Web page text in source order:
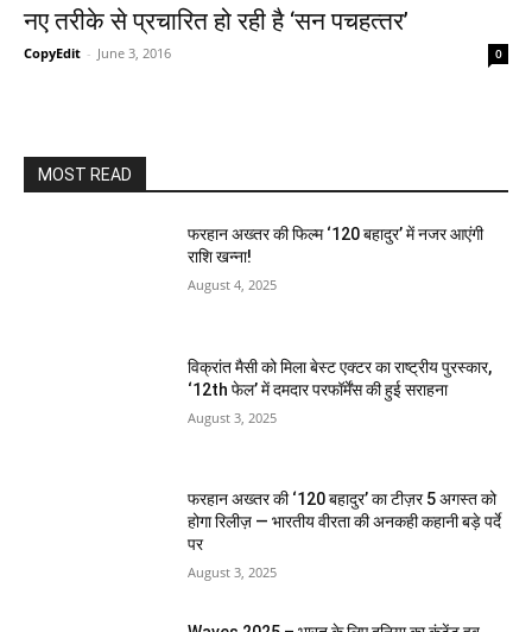
नए तरीके से प्रचारित हो रही है ‘सन पचहत्‍तर’
CopyEdit - June 3, 2016 0
MOST READ
फरहान अख्तर की फिल्म ‘120 बहादुर’ में नजर आएंगी
राशि खन्ना!
August 4, 2025
विक्रांत मैसी को मिला बेस्ट एक्टर का राष्ट्रीय पुरस्कार,
‘12th फेल’ में दमदार परफॉर्मेंस की हुई सराहना
August 3, 2025
फरहान अख्तर की ‘120 बहादुर’ का टीज़र 5 अगस्त को
होगा रिलीज़ — भारतीय वीरता की अनकही कहानी बड़े पर्दे
पर
August 3, 2025